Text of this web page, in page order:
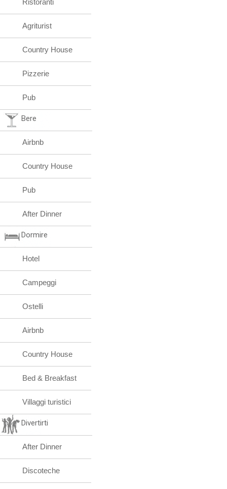
Ristoranti
Agriturist
Country House
Pizzerie
Pub
Bere
Airbnb
Country House
Pub
After Dinner
Dormire
Hotel
Campeggi
Ostelli
Airbnb
Country House
Bed & Breakfast
Villaggi turistici
Divertirti
After Dinner
Discoteche